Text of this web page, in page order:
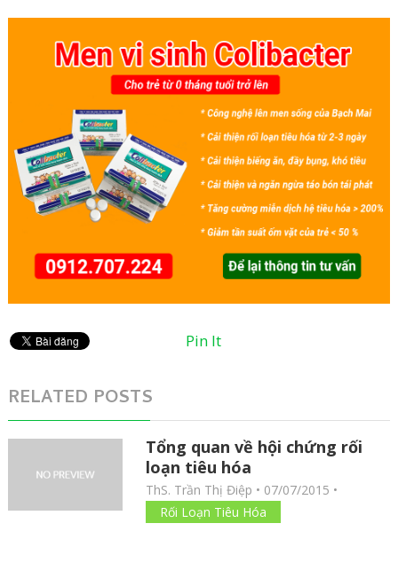
Pin It
RELATED POSTS
Tổng quan về hội chứng rối
loạn tiêu hóa
ThS. Trần Thị Điệp • 07/07/2015 •
Rối Loạn Tiêu Hóa